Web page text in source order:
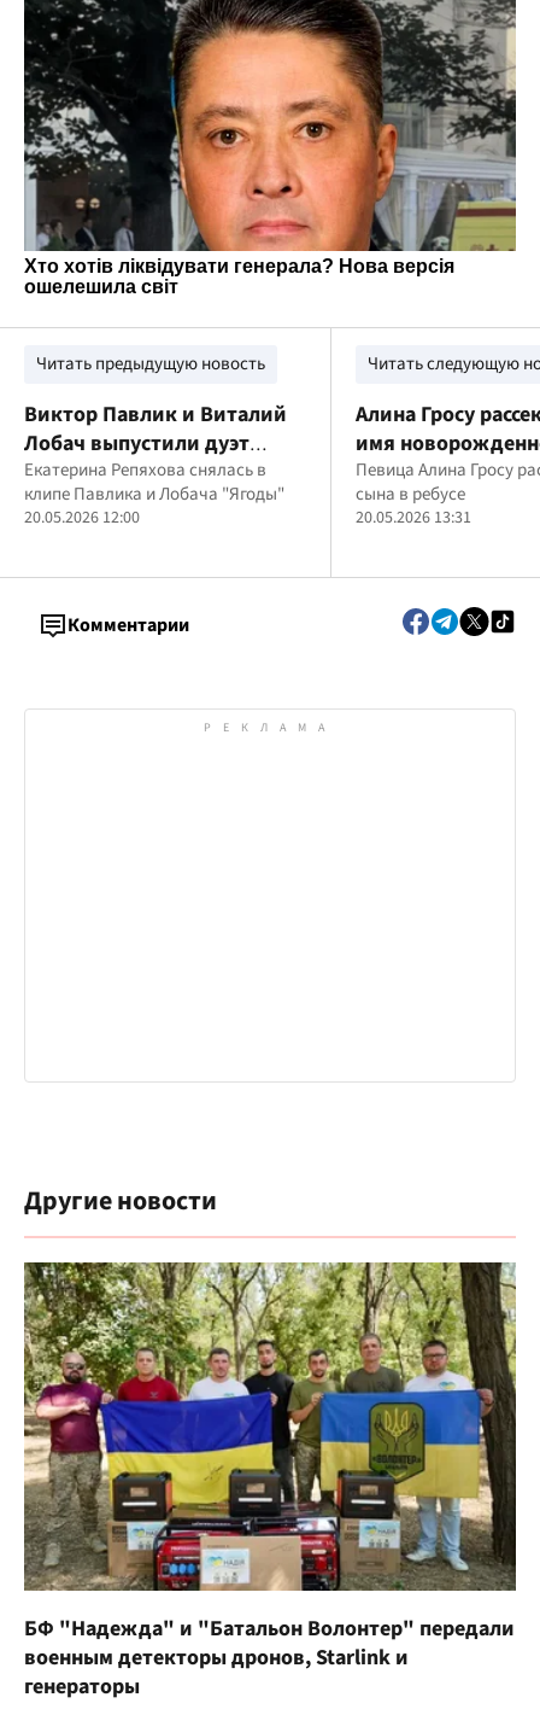
Читать предыдущую новость
Виктор Павлик и Виталий
Лобач выпустили дуэт
"Ягоды"
Екатерина Репяхова снялась в
клипе Павлика и Лобача "Ягоды"
20.05.2026 12:00
Читать следующую
Алина Гросу
имя
Певица Алина Гросу
сына в ребусе
20.05.2026 13:31
Комментарии
Другие новости
БФ "Надежда" и "Батальон Волонтер" передали
военным детекторы дронов, Starlink и
генераторы